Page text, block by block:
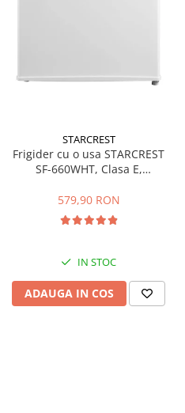
STARCREST
Frigider cu o usa STARCREST
SF-660WHT, Clasa E,
579,90 RON
IN STOC
ADAUGA IN COS